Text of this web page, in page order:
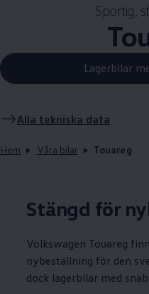
Sportig,
Lagerbilar
Alla tekniska data
Hem Våra bilar Touareg
Stängd för
Volkswagen Touareg
nybeställning för den
dock lagerbilar med